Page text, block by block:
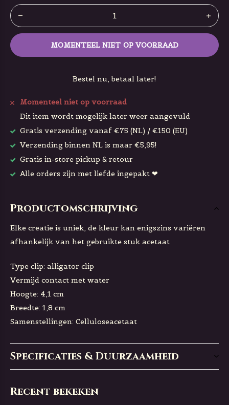
MOMENTEEL NIET OP VOORRAAD
Bestel nu, betaal later!
Momenteel niet op voorraad
Dit item wordt mogelijk later weer aangevuld
Gratis verzending vanaf €75 (NL) / €150 (EU)
Verzending binnen NL is maar €5,95!
Gratis in-store pickup & retour
Alle orders zijn met liefde ingepakt ❤
Productomschrijving
Elke creatie is uniek, de kleur kan enigszins variëren
afhankelijk van het gebruikte stuk acetaat
Type clip: alligator clip
Vermijd contact met water
Hoogte: 4,1 cm
Breedte: 1,8 cm
Samenstellingen: Celluloseacetaat
Specificaties & Duurzaamheid
Recent bekeken